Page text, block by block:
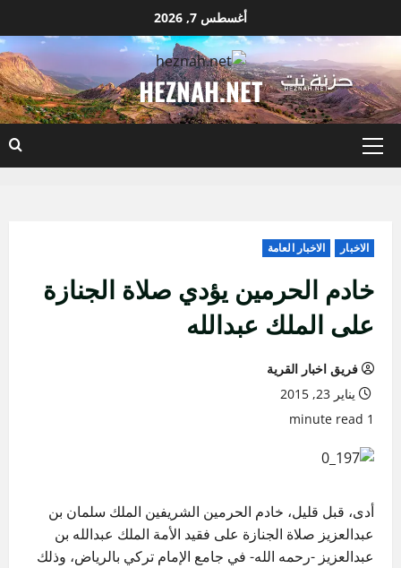
إلى
المحتوى
أغسطس 7, 2026
HEZNAH.NET
القائمة
الاخبار الاخبار العامة
خادم الحرمين يؤدي صلاة الجنازة
على الملك عبدالله
فريق اخبار القرية
يناير 23, 2015
1 minute read
أدى، قبل قليل، خادم الحرمين الشريفين الملك سلمان بن
عبدالعزيز صلاة الجنازة على فقيد الأمة الملك عبدالله بن
عبدالعزيز -رحمه الله- في جامع الإمام تركي بالرياض، وذلك